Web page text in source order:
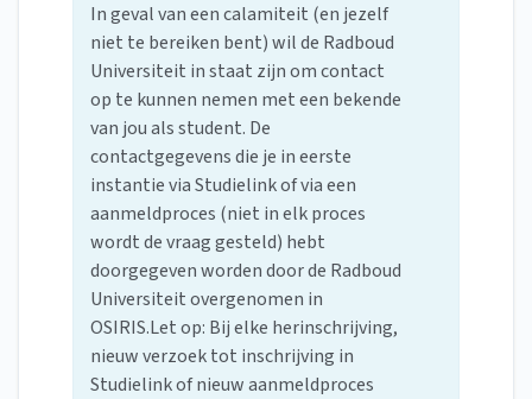
In geval van een calamiteit (en jezelf
niet te bereiken bent) wil de Radboud
Universiteit in staat zijn om contact
op te kunnen nemen met een bekende
van jou als student. De
contactgegevens die je in eerste
instantie via Studielink of via een
aanmeldproces (niet in elk proces
wordt de vraag gesteld) hebt
doorgegeven worden door de Radboud
Universiteit overgenomen in
OSIRIS.Let op: Bij elke herinschrijving,
nieuw verzoek tot inschrijving in
Studielink of nieuw aanmeldproces